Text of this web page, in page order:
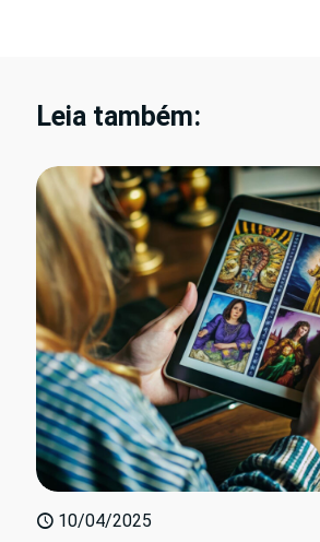
Leia também:
10/04/2025